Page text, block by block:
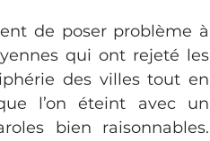
de poser problème à
qui ont rejeté les
des villes tout en
l’on éteint avec un
bien raisonnables.